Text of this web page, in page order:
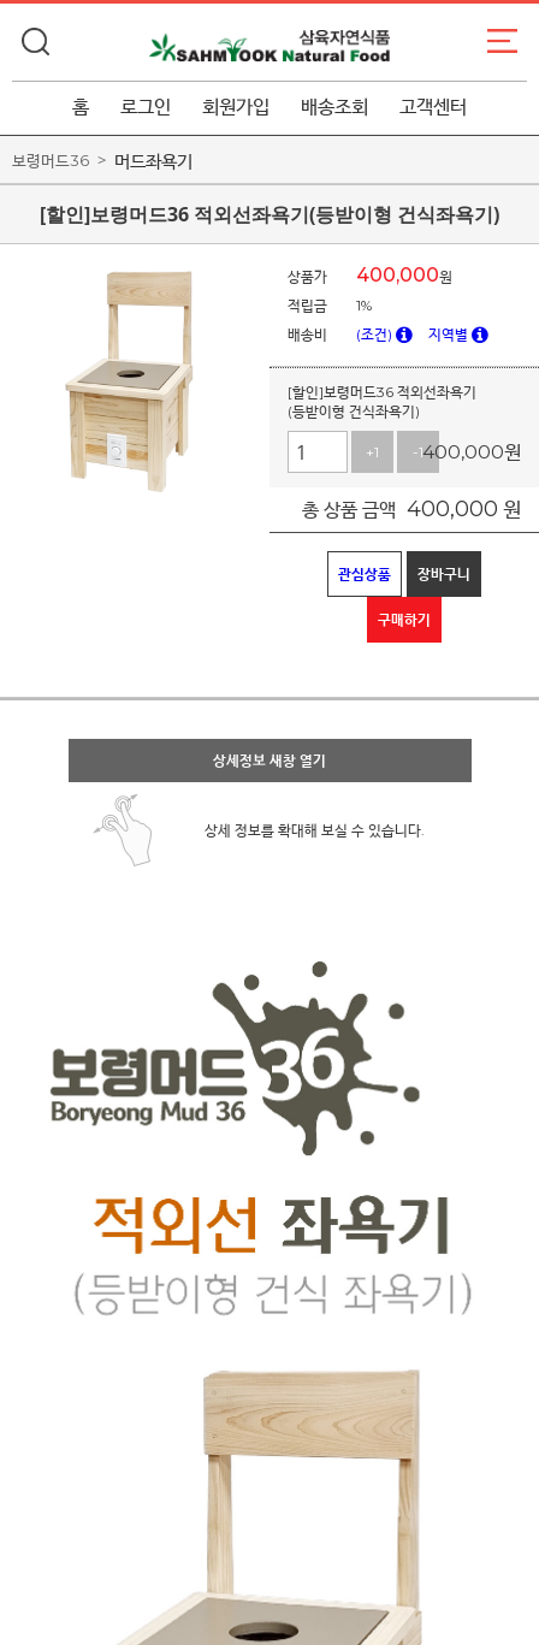
홈 로그인 회원가입 배송조회 고객센터
보령머드36 머드좌욕기
[할인]보령머드36 적외선좌욕기(등받이형 건식좌욕기)
상품가 400,000원
적립금
1%
배송비
(조건) 지역별
[할인]보령머드36 적외선좌욕기
(등받이형 건식좌욕기)
+1 -1400,000원
총 상품 금액 400,000 원
관심상품 장바구니
구매하기
상세정보 새창 열기
상세 정보를 확대해 보실 수 있습니다.